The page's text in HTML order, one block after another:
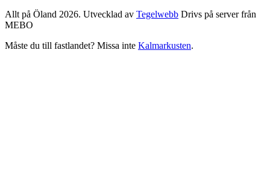
Allt på Öland 2026. Utvecklad av Tegelwebb Drivs på server från
MEBO
Måste du till fastlandet? Missa inte Kalmarkusten.